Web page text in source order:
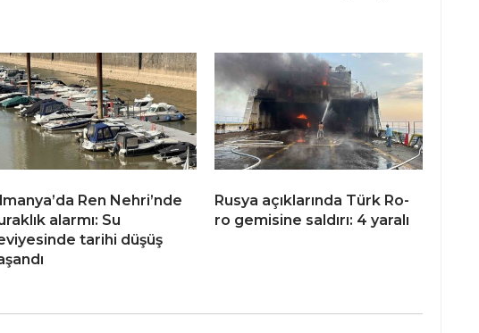
Ren Nehri’nde
alarmı: Su
tarihi düşüş
Rusya açıklarında Türk Ro-
ro gemisine saldırı: 4 yaralı